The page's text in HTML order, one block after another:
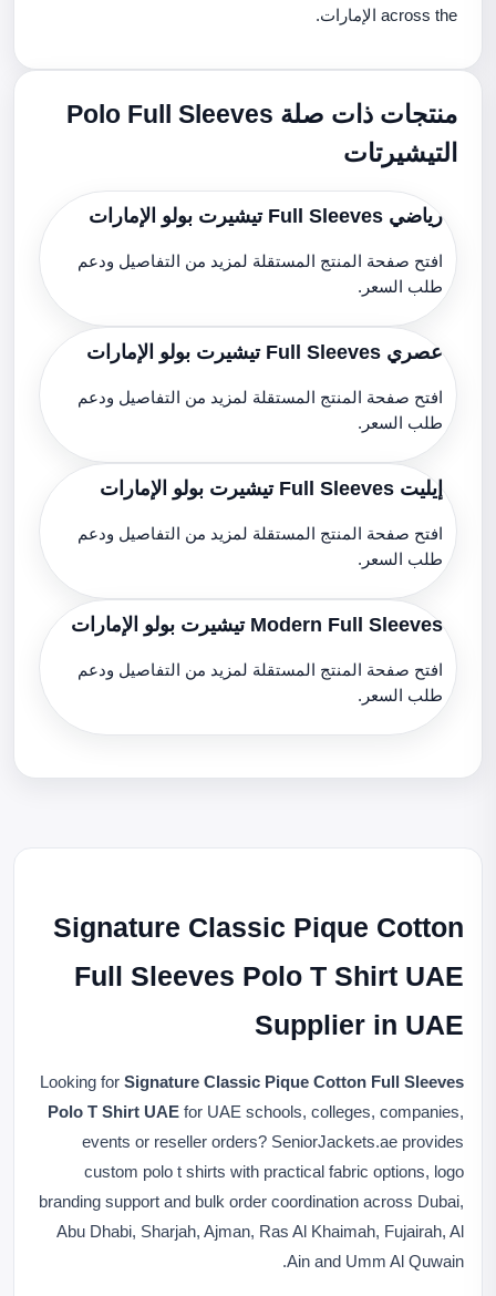
across the الإمارات.
منتجات ذات صلة Polo Full Sleeves
التيشيرتات
رياضي Full Sleeves تيشيرت بولو الإمارات
افتح صفحة المنتج المستقلة لمزيد من التفاصيل ودعم
طلب السعر.
عصري Full Sleeves تيشيرت بولو الإمارات
افتح صفحة المنتج المستقلة لمزيد من التفاصيل ودعم
طلب السعر.
إيليت Full Sleeves تيشيرت بولو الإمارات
افتح صفحة المنتج المستقلة لمزيد من التفاصيل ودعم
طلب السعر.
Modern Full Sleeves تيشيرت بولو الإمارات
افتح صفحة المنتج المستقلة لمزيد من التفاصيل ودعم
طلب السعر.
Signature Classic Pique Cotton
Full Sleeves Polo T Shirt UAE
Supplier in UAE
Looking for Signature Classic Pique Cotton Full Sleeves
Polo T Shirt UAE for UAE schools, colleges, companies,
events or reseller orders? SeniorJackets.ae provides
custom polo t shirts with practical fabric options, logo
branding support and bulk order coordination across Dubai,
Abu Dhabi, Sharjah, Ajman, Ras Al Khaimah, Fujairah, Al
Ain and Umm Al Quwain.